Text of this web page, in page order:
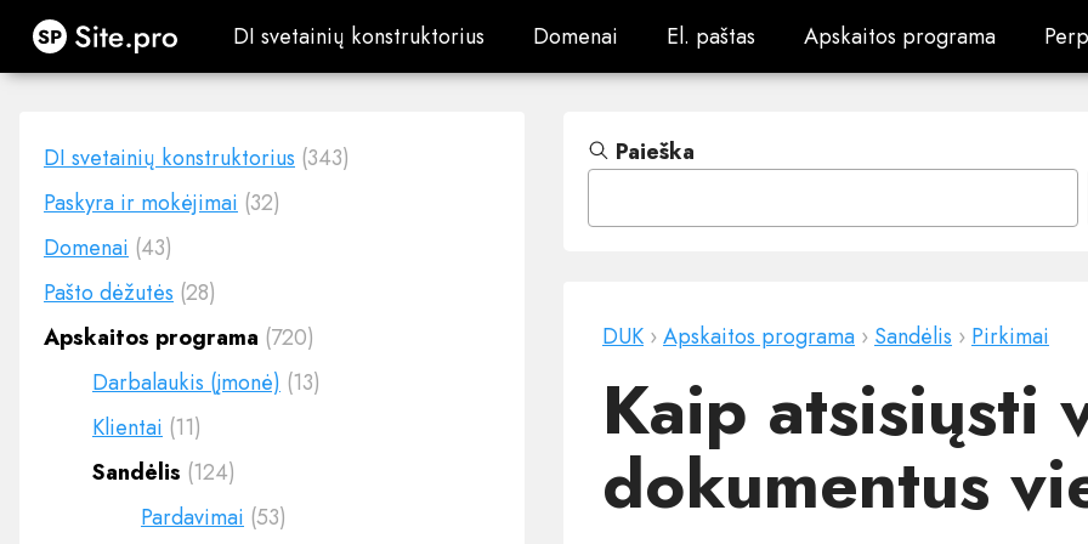
Site.pro DI svetainių konstruktorius
DI svetainių konstruktorius Domenai
Domenai El. paštas
El. paštas Apskaitos programa
Apskaitos programa
DI svetainių konstruktorius (343)
Paskyra ir mokėjimai (32)
Domenai (43)
Pašto dėžutės (28)
Apskaitos programa (720)
Darbalaukis (įmonė) (13)
Klientai (11)
Sandėlis (124)
Pardavimai (53)
Paieška
DUK ›Apskaitos programa › Sandėlis › Pirkimai
Kaip atsisiųsti
dokumentus